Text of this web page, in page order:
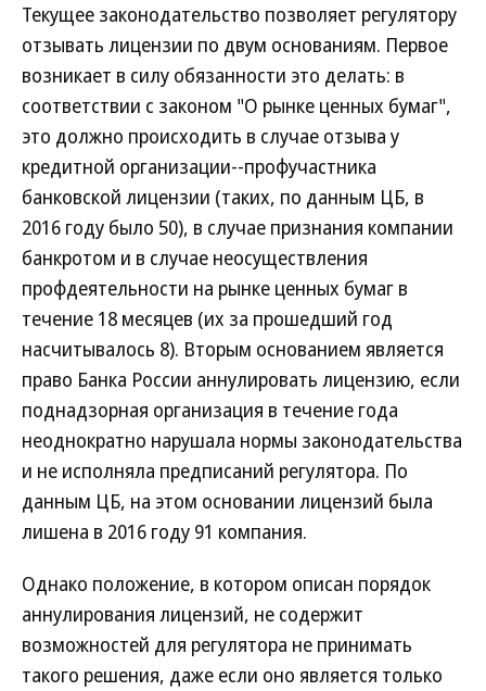
Текущее законодательство позволяет регулятору
отзывать лицензии по двум основаниям. Первое
возникает в силу обязанности это делать: в
соответствии с законом "О рынке ценных бумаг",
это должно происходить в случае отзыва у
кредитной организации--профучастника
банковской лицензии (таких, по данным ЦБ, в
2016 году было 50), в случае признания компании
банкротом и в случае неосуществления
профдеятельности на рынке ценных бумаг в
течение 18 месяцев (их за прошедший год
насчитывалось 8). Вторым основанием является
право Банка России аннулировать лицензию, если
поднадзорная организация в течение года
неоднократно нарушала нормы законодательства
и не исполняла предписаний регулятора. По
данным ЦБ, на этом основании лицензий была
лишена в 2016 году 91 компания.
Однако положение, в котором описан порядок
аннулирования лицензий, не содержит
возможностей для регулятора не принимать
такого решения, даже если оно является только